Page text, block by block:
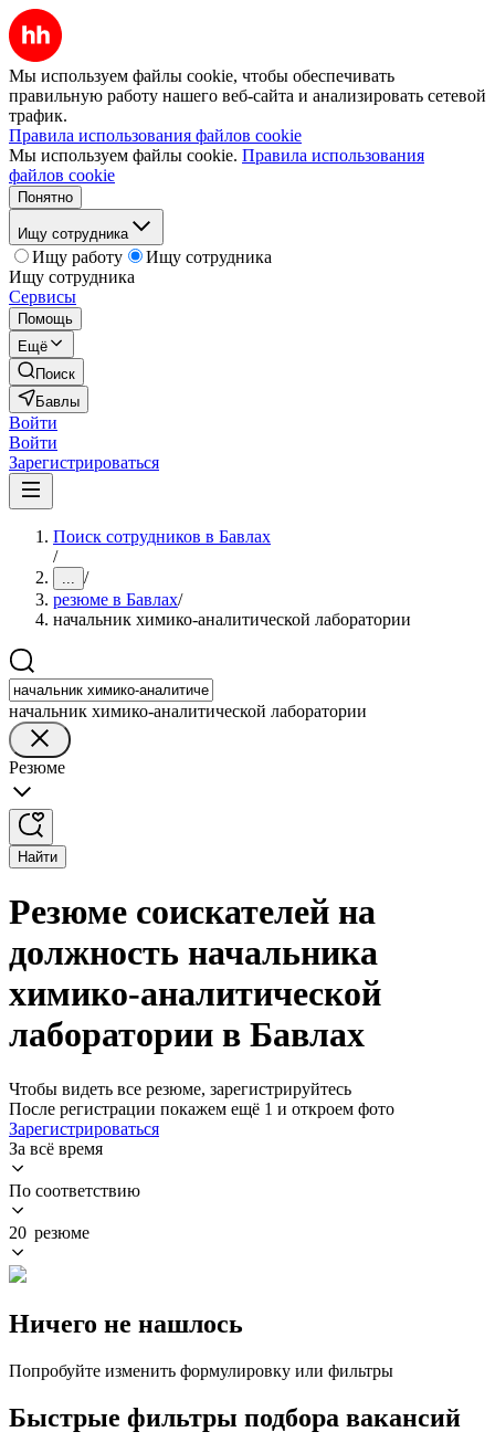
Мы используем файлы cookie, чтобы обеспечивать
правильную работу нашего веб-сайта и анализировать сетевой
трафик.
Правила использования файлов cookie
Мы используем файлы cookie. Правила использования
файлов cookie
Понятно
Ищу сотрудника
Ищу работу
Ищу сотрудника
Ищу сотрудника
Сервисы
Помощь
Ещё
Поиск
Бавлы
Войти
Войти
Зарегистрироваться
Поиск сотрудников в Бавлах
/
... /
резюме в Бавлах/
начальник химико-аналитической лаборатории
начальник химико-аналитической лаборатории
Резюме
Найти
Резюме соискателей на
должность начальника
химико-аналитической
лаборатории в Бавлах
Чтобы видеть все резюме, зарегистрируйтесь
После регистрации покажем ещё 1 и откроем фото
Зарегистрироваться
За всё время
По соответствию
20 резюме
Ничего не нашлось
Попробуйте изменить формулировку или фильтры
Быстрые фильтры подбора вакансий